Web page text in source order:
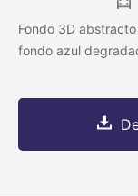
Fondo 3D
fondo azul